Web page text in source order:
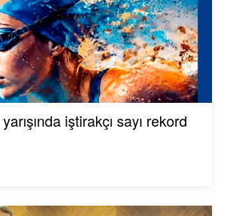
iştirakçı sayı rekord